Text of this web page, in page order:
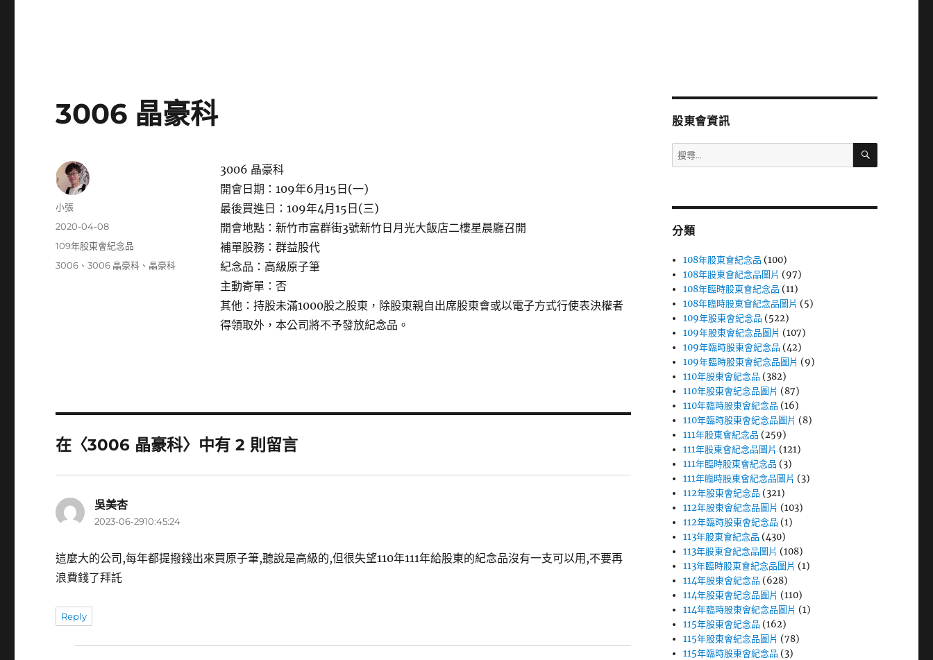
3006 晶豪科
3006 晶豪科
開會日期：109年6月15日(一)
最後買進日：109年4月15日(三)
開會地點：新竹市富群街3號新竹日月光大飯店二樓星晨廳召開
補單股務：群益股代
紀念品：高級原子筆
主動寄單：否
其他：持股未滿1000股之股東，除股東親自出席股東會或以電子方式行使表決權者
得領取外，本公司將不予發放紀念品。
作
小張
發
期:
2020-04-08
分
109年股東會紀念品
標
3006 、3006 晶豪科 、 晶豪科
在〈3006 晶豪科〉中有 2 則留言
吳美杏
示:
2023-06-2910:45:24
這麼大的公司,每年都提撥錢出來買原子筆,聽說是高級的,但很失望110年111年給股東的紀念品沒有一支可以用,不要再
浪費錢了拜託
Reply
股東會資訊
搜
尋
字:
搜
分類
108年股東會紀念品 (100)
108年股東會紀念品圖片 (97)
108年臨時股東會紀念品 (11)
108年臨時股東會紀念品圖片 (5)
109年股東會紀念品 (522)
109年股東會紀念品圖片 (107)
109年臨時股東會紀念品 (42)
109年臨時股東會紀念品圖片 (9)
110年股東會紀念品 (382)
110年股東會紀念品圖片 (87)
110年臨時股東會紀念品 (16)
110年臨時股東會紀念品圖片 (8)
111年股東會紀念品 (259)
111年股東會紀念品圖片 (121)
111年臨時股東會紀念品 (3)
111年臨時股東會紀念品圖片 (3)
112年股東會紀念品 (321)
112年股東會紀念品圖片 (103)
112年臨時股東會紀念品 (1)
113年股東會紀念品 (430)
113年股東會紀念品圖片 (108)
113年臨時股東會紀念品圖片 (1)
114年股東會紀念品 (628)
114年股東會紀念品圖片 (110)
114年臨時股東會紀念品圖片 (1)
115年股東會紀念品 (162)
115年股東會紀念品圖片 (78)
115年臨時股東會紀念品 (3)